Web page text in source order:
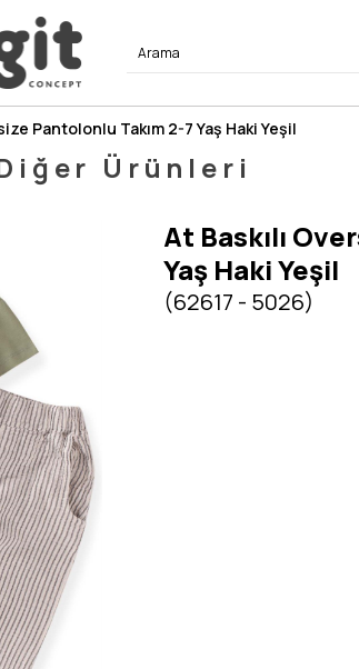
Pantolonlu Takım 2-7 Yaş Haki Yeşil
Ürünleri
At Baskılı
Yaş Haki Yeşil
(62617 - 5026)